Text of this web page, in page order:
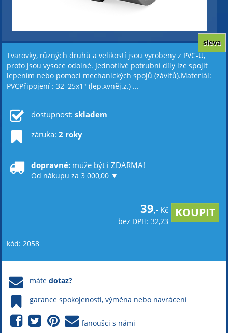
Tvarovky, různých druhů a velikostí jsou vyrobeny z PVC-U,
proto jsou vysoce odolné. Jednotlivé potrubní díly lze spojit
lepením nebo pomocí mechanických spojů (závitů).Materiál:
PVCPřipojení : 32–25x1" (lep.xvněj.z.) ...
sleva
dostupnost: skladem
záruka: 2 roky
dopravné: může být i ZDARMA!
Od nákupu za 3 000,00 ▼
39,- Kč
bez DPH: 32,23
kód: 2058
mátedotaz?
garance spokojenosti, výměna nebo navrácení
fanoušci s námi